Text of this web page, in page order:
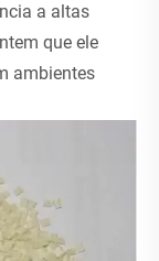
a altas
que ele
ambientes